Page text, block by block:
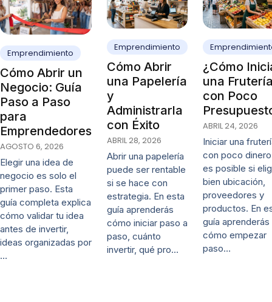
Emprendimiento
Cómo Abrir un
Negocio: Guía
Paso a Paso
para
Emprendedores
AGOSTO 6, 2026
Elegir una idea de
negocio es solo el
primer paso. Esta
guía completa explica
cómo validar tu idea
antes de invertir,
ideas organizadas por
…
Emprendimiento
Cómo Abrir
una Papelería
y
Administrarla
con Éxito
ABRIL 28, 2026
Abrir una papelería
puede ser rentable
si se hace con
estrategia. En esta
guía aprenderás
cómo iniciar paso a
paso, cuánto
invertir, qué pro…
¿Cómo
una
con Poco
ABRIL 24, 2026
Iniciar una
con poco dinero
es posible si
bien ubicación,
proveedores y
productos. En
guía aprenderás
cómo empezar
paso…